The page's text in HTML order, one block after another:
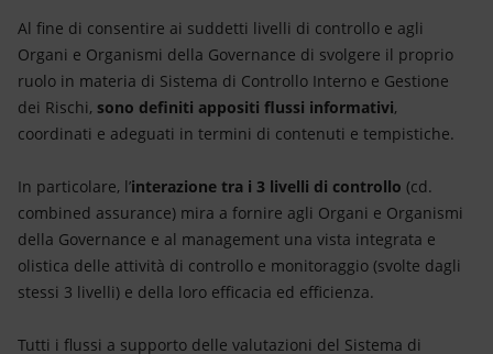
Al fine di consentire ai suddetti livelli di controllo e agli
Organi e Organismi della Governance di svolgere il proprio
ruolo in materia di Sistema di Controllo Interno e Gestione
dei Rischi, sono definiti appositi flussi informativi,
coordinati e adeguati in termini di contenuti e tempistiche.
In particolare, l’interazione tra i 3 livelli di controllo (cd.
combined assurance) mira a fornire agli Organi e Organismi
della Governance e al management una vista integrata e
olistica delle attività di controllo e monitoraggio (svolte dagli
stessi 3 livelli) e della loro efficacia ed efficienza.
Tutti i flussi a supporto delle valutazioni del Sistema di